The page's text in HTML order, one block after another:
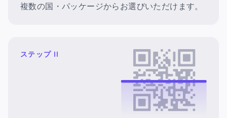
複数の国・パッケージからお選びいただけます。
ステップ II